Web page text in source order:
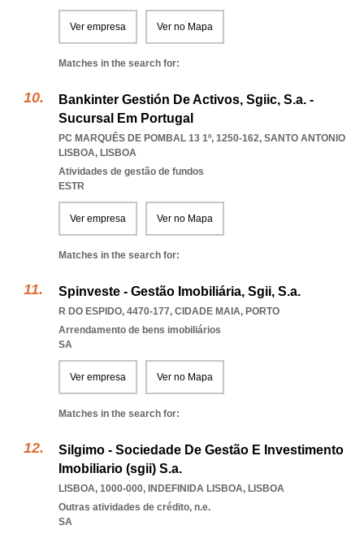
Ver empresa Ver no Mapa
Matches in the search for:
Bankinter Gestión De Activos, Sgiic, S.a. -
Sucursal Em Portugal
PC MARQUÊS DE POMBAL 13 1º, 1250-162, SANTO ANTONIO
LISBOA, LISBOA
Atividades de gestão de fundos
ESTR
Ver empresa Ver no Mapa
Matches in the search for:
Spinveste - Gestão Imobiliária, Sgii, S.a.
R DO ESPIDO, 4470-177, CIDADE MAIA, PORTO
Arrendamento de bens imobiliários
SA
Ver empresa Ver no Mapa
Matches in the search for:
Silgimo - Sociedade De Gestão E Investimento
Imobiliario (sgii) S.a.
LISBOA, 1000-000, INDEFINIDA LISBOA, LISBOA
Outras atividades de crédito, n.e.
SA